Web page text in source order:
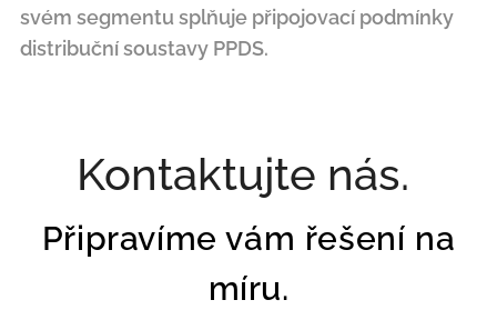
svém segmentu splňuje připojovací podmínky
distribuční soustavy PPDS.
Kontaktujte nás.
Připravíme vám řešení na
míru.